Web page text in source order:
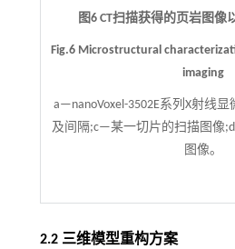
图6 CT扫描获得的页岩图像
Fig.6 Microstructural
imaging
a—nanoVoxel-3502E系列X射线
及间隔;c—某一切片的扫描图像
图像。
2.2 三维模型重构方案